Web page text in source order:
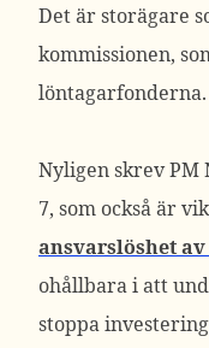
Det är storägare
kommissionen,
löntagarfonderna.
Nyligen skrev PM
7, som också är
ansvarslöshet av
ohållbara i att
stoppa